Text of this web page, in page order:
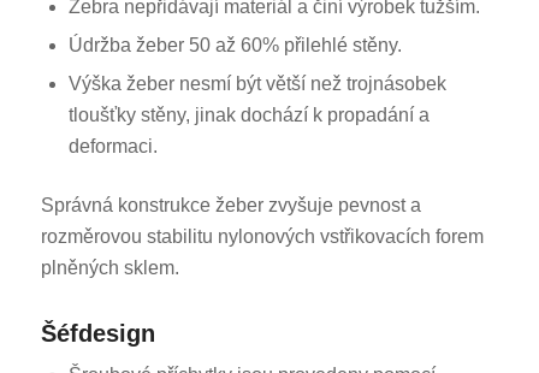
Žebra nepřidávají materiál a činí výrobek tužším.
Údržba žeber 50 až 60% přilehlé stěny.
Výška žeber nesmí být větší než trojnásobek
tloušťky stěny, jinak dochází k propadání a
deformaci.
Správná konstrukce žeber zvyšuje pevnost a
rozměrovou stabilitu nylonových vstřikovacích forem
plněných sklem.
Šéfdesign